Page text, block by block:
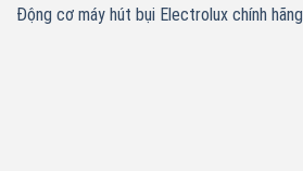
Động cơ máy hút bụi Electrolux chính hãng